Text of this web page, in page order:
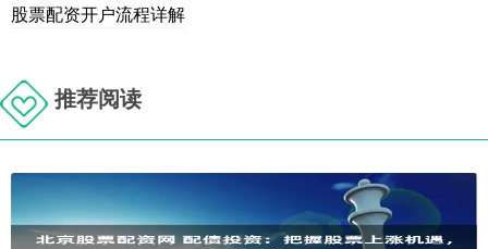
股票配资开户流程详解
推荐阅读